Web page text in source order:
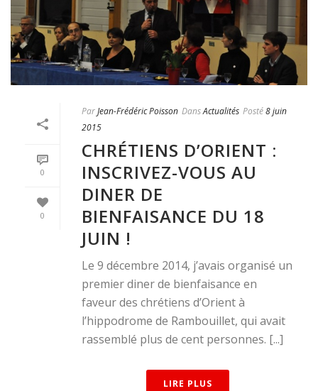
0
0
ParJean-Frédéric Poisson DansActualités Posté8 juin
2015
CHRÉTIENS D’ORIENT :
INSCRIVEZ-VOUS AU
DINER DE
BIENFAISANCE DU 18
JUIN !
Le 9 décembre 2014, j’avais organisé un
premier diner de bienfaisance en
faveur des chrétiens d’Orient à
l’hippodrome de Rambouillet, qui avait
rassemblé plus de cent personnes. [...]
LIRE PLUS